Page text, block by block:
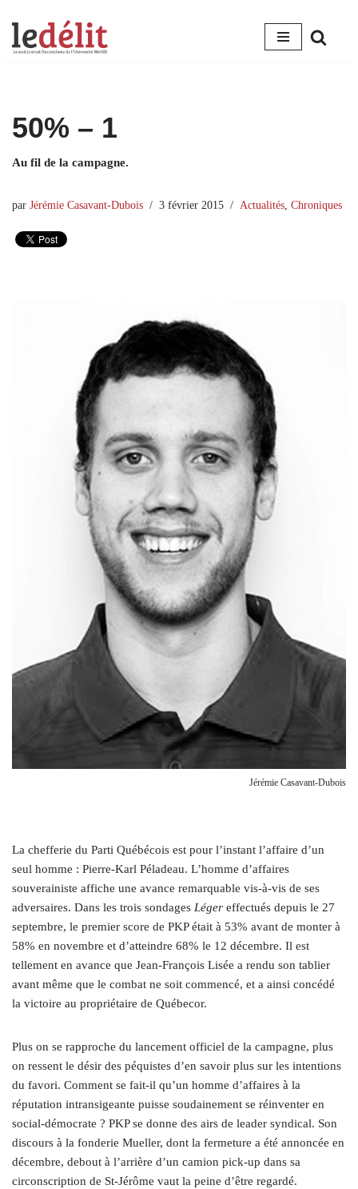
Aller
50% – 1
Au fil de la campagne.
par Jérémie Casavant-Dubois 3 février 2015 Actualités Chroniques
Jérémie Casavant-Dubois
La chefferie du Parti Québécois est pour l’instant l’affaire d’un
seul homme : Pierre-Karl Péladeau. L’homme d’affaires
souverainiste affiche une avance remarquable vis-à-vis de ses
adversaires. Dans les trois sondages Léger effectués depuis le 27
septembre, le premier score de PKP était à 53% avant de monter à
58% en novembre et d’atteindre 68% le 12 décembre. Il est
tellement en avance que Jean-François Lisée a rendu son tablier
avant même que le combat ne soit commencé, et a ainsi concédé
la victoire au propriétaire de Québecor.
Plus on se rapproche du lancement officiel de la campagne, plus
on ressent le désir des péquistes d’en savoir plus sur les intentions
du favori. Comment se fait-il qu’un homme d’affaires à la
réputation intransigeante puisse soudainement se réinventer en
social-démocrate ? PKP se donne des airs de leader syndical. Son
discours à la fonderie Mueller, dont la fermeture a été annoncée en
décembre, debout à l’arrière d’un camion pick-up dans sa
circonscription de St-Jérôme vaut la peine d’être regardé.